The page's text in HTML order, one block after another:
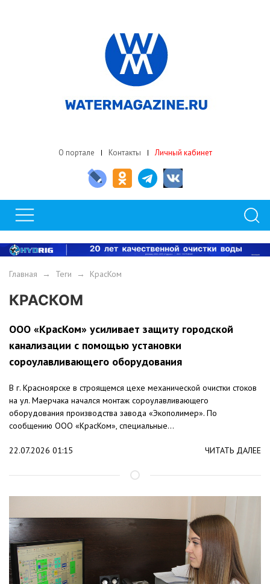
О портале Контакты Личный кабинет
Главная → Теги → КрасКом
КРАСКОМ
ООО «КрасКом» усиливает защиту городской
канализации с помощью установки
сороулавливающего оборудования
В г. Красноярске в строящемся цехе механической очистки стоков
на ул. Маерчака начался монтаж сороулавливающего
оборудования производства завода «Экополимер». По
сообщению ООО «КрасКом», специальные...
22.07.2026 01:15 ЧИТАТЬ ДАЛЕЕ